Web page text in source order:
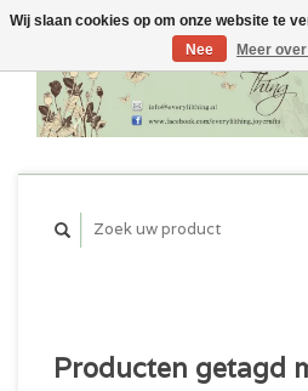
Producten getagd
Wij slaan cookies op om onze website te
Nee
Meer